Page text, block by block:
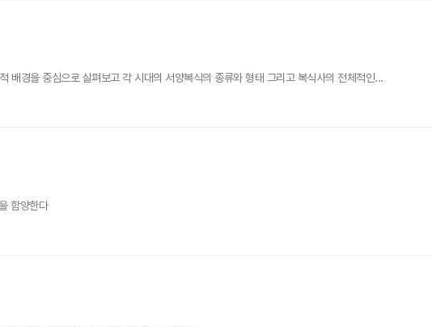
배경을 중심으로 살펴보고 각 시대의 서양복식의 종류와 형태 그리고 복식사의 전체적인...
함양한다